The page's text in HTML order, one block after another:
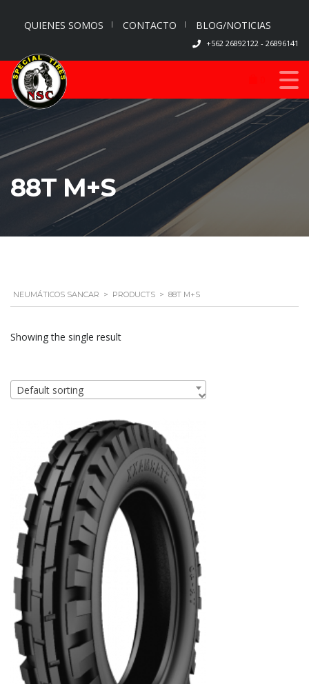
QUIENES SOMOS CONTACTO BLOG/NOTICIAS
+562 26892122 - 26896141
88T M+S
NEUMÁTICOS SANCAR > PRODUCTS > 88T M+S
Showing the single result
Default sorting